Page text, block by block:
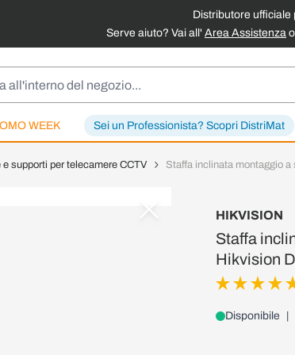
Distributore ufficiale
Serve aiuto? Vai all' Area Assistenza o
WEEK Sei un Professionista? Scopri DistriMat
e supporti per telecamere CCTV Staffa inclinata montaggio
HIKVISION
Staffa
Hikvision
Disponibile